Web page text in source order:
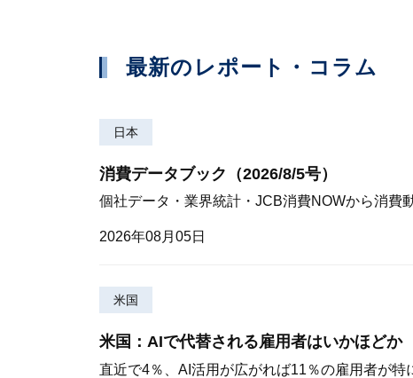
最新のレポート・コラム
日本
消費データブック（2026/8/5号）
個社データ・業界統計・JCB消費NOWから消費
2026年08月05日
米国
米国：AIで代替される雇用者はいかほどか
直近で4％、AI活用が広がれば11％の雇用者が特